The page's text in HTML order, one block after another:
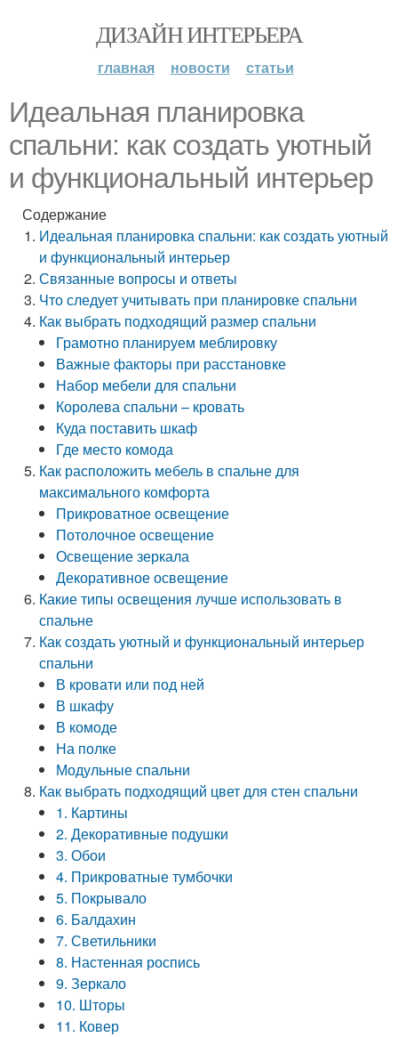
ДИЗАЙН ИНТЕРЬЕРА
главная новости статьи
Идеальная планировка
спальни: как создать уютный
и функциональный интерьер
Содержание
Идеальная планировка спальни: как создать уютный
и функциональный интерьер
Связанные вопросы и ответы
Что следует учитывать при планировке спальни
Как выбрать подходящий размер спальни
Грамотно планируем меблировку
Важные факторы при расстановке
Набор мебели для спальни
Королева спальни – кровать
Куда поставить шкаф
Где место комода
Как расположить мебель в спальне для
максимального комфорта
Прикроватное освещение
Потолочное освещение
Освещение зеркала
Декоративное освещение
Какие типы освещения лучше использовать в
спальне
Как создать уютный и функциональный интерьер
спальни
В кровати или под ней
В шкафу
В комоде
На полке
Модульные спальни
Как выбрать подходящий цвет для стен спальни
1. Картины
2. Декоративные подушки
3. Обои
4. Прикроватные тумбочки
5. Покрывало
6. Балдахин
7. Светильники
8. Настенная роспись
9. Зеркало
10. Шторы
11. Ковер